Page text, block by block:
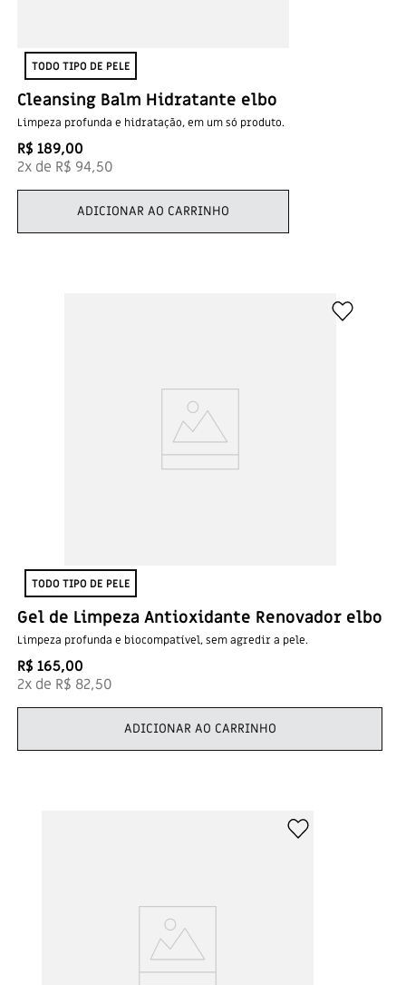
TODO TIPO DE PELE
Cleansing Balm Hidratante elbo
Limpeza profunda e hidratação, em um só produto.
R$ 189,00
2x de R$ 94,50
ADICIONAR AO CARRINHO
TODO TIPO DE PELE
Gel de Limpeza Antioxidante Renovador elbo
Limpeza profunda e biocompatível, sem agredir a pele.
R$ 165,00
2x de R$ 82,50
ADICIONAR AO CARRINHO